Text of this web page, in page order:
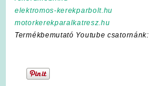
elektromos-kerekparbolt.hu
motorkerekparalkatresz.hu
Termékbemutató Youtube csatornánk: